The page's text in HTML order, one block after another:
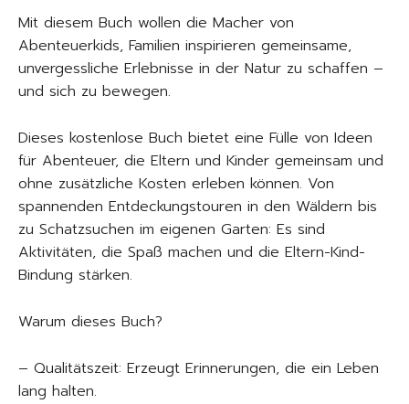
Mit diesem Buch wollen die Macher von
Abenteuerkids, Familien inspirieren gemeinsame,
unvergessliche Erlebnisse in der Natur zu schaffen –
und sich zu bewegen.
Dieses kostenlose Buch bietet eine Fülle von Ideen
für Abenteuer, die Eltern und Kinder gemeinsam und
ohne zusätzliche Kosten erleben können. Von
spannenden Entdeckungstouren in den Wäldern bis
zu Schatzsuchen im eigenen Garten: Es sind
Aktivitäten, die Spaß machen und die Eltern-Kind-
Bindung stärken.
Warum dieses Buch?
– Qualitätszeit: Erzeugt Erinnerungen, die ein Leben
lang halten.